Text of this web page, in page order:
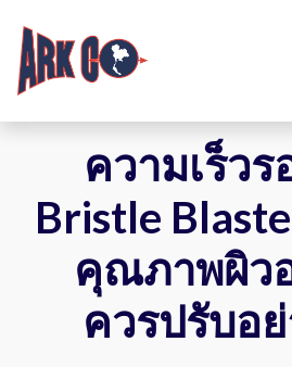
ความเร็ว
Bristle
คุณภาพผิว
ควรปรับอ